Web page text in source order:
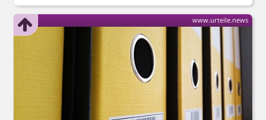
www.urteile.news